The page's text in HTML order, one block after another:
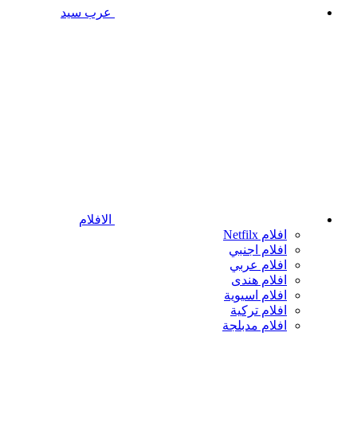
عرب سيد
الافلام
افلام Netfilx
افلام اجنبي
افلام عربي
افلام هندى
افلام اسيوية
افلام تركية
افلام مدبلجة